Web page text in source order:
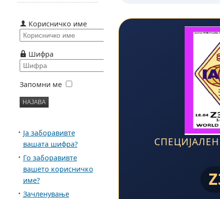
Корисничко име
Шифра
Запомни ме
Ја заборавивте
вашата шифра?
Го заборавивте
вашето корисничко
име?
Зачленување